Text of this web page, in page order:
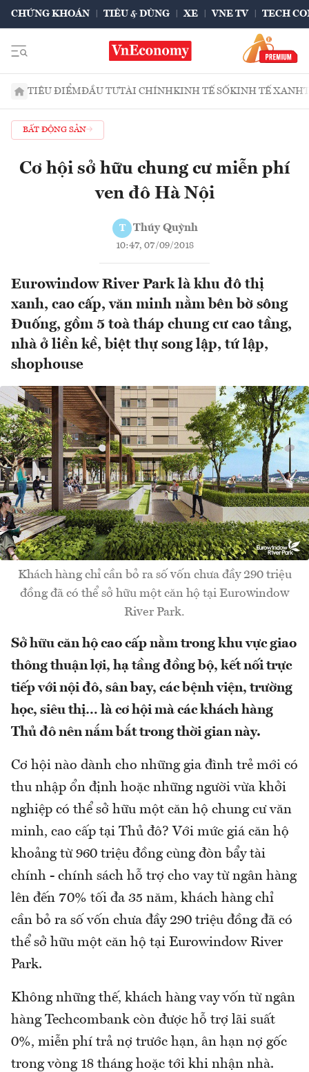
CHỨNG KHOÁN TIÊU & DÙNG XE VNE TV TECH
TIÊU ĐIỂMĐẦU TƯTÀI CHÍNHKINH TẾ SỐKINH TẾ XANH
BẤT ĐỘNG SẢN
Cơ hội sở hữu chung cư miễn phí
ven đô Hà Nội
T Thúy Quỳnh
10:47, 07/09/2018
Eurowindow River Park là khu đô thị
xanh, cao cấp, văn minh nằm bên bờ sông
Đuống, gồm 5 toà tháp chung cư cao tầng,
nhà ở liền kề, biệt thự song lập, tứ lập,
shophouse
Khách hàng chỉ cần bỏ ra số vốn chưa đầy 290 triệu
đồng đã có thể sở hữu một căn hộ tại Eurowindow
River Park.
Sở hữu căn hộ cao cấp nằm trong khu vực giao
thông thuận lợi, hạ tầng đồng bộ, kết nối trực
tiếp với nội đô, sân bay, các bệnh viện, trường
học, siêu thị… là cơ hội mà các khách hàng
Thủ đô nên nắm bắt trong thời gian này.
Cơ hội nào dành cho những gia đình trẻ mới có
thu nhập ổn định hoặc những người vừa khởi
nghiệp có thể sở hữu một căn hộ chung cư văn
minh, cao cấp tại Thủ đô? Với mức giá căn hộ
khoảng từ 960 triệu đồng cùng đòn bẩy tài
chính - chính sách hỗ trợ cho vay từ ngân hàng
lên đến 70% tối đa 35 năm, khách hàng chỉ
cần bỏ ra số vốn chưa đầy 290 triệu đồng đã có
thể sở hữu một căn hộ tại Eurowindow River
Park.
Không những thế, khách hàng vay vốn từ ngân
hàng Techcombank còn được hỗ trợ lãi suất
0%, miễn phí trả nợ trước hạn, ân hạn nợ gốc
trong vòng 18 tháng hoặc tới khi nhận nhà.